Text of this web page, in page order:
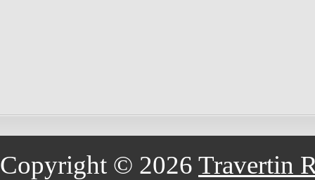
Copyright © 2026 Travertin